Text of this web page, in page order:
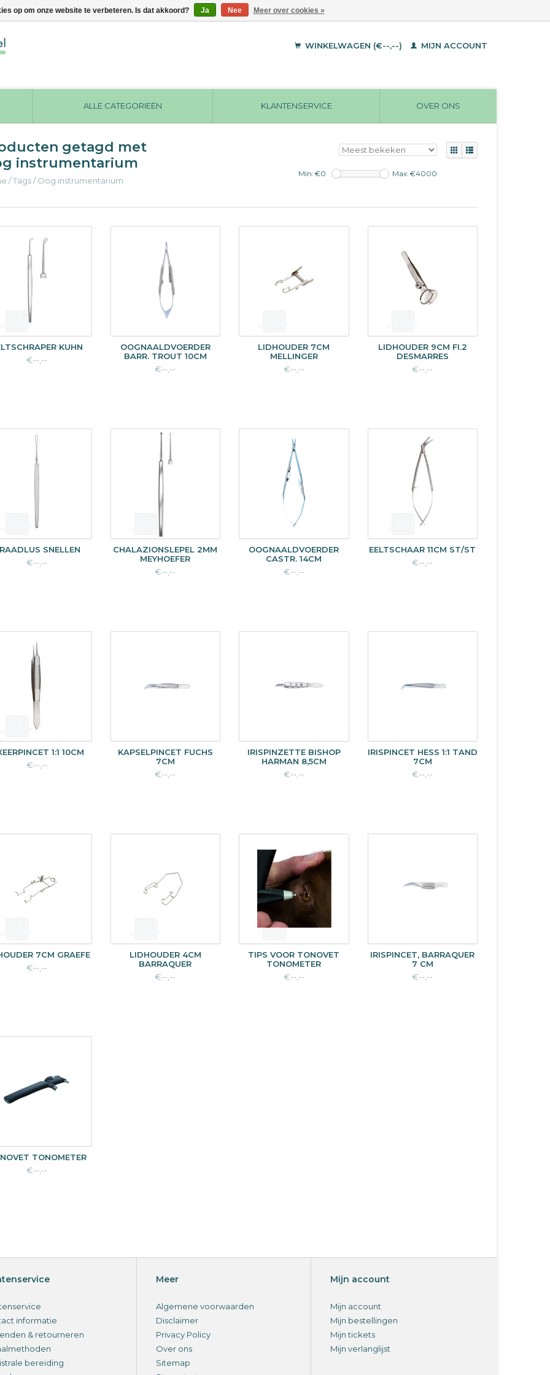
WINKELWAGEN (€--,--) MIJN ACCOUNT
ALLE CATEGORIEËN KLANTENSERVICE OVER ONS
getagd met
instrumentarium
/Tags/Oog instrumentarium
Min: €0 Max: €4000
KUHN
€--,--
OOGNAALDVOERDER
BARR. TROUT 10CM
€--,--
LIDHOUDER 7CM
MELLINGER
€--,--
LIDHOUDER 9CM FI.2
DESMARRES
€--,--
SNELLEN
€--,--
CHALAZIONSLEPEL 2MM
MEYHOEFER
€--,--
OOGNAALDVOERDER
CASTR. 14CM
€--,--
EELTSCHAAR 11CM ST/ST
€--,--
1:1 10CM
€--,--
KAPSELPINCET FUCHS
7CM
€--,--
IRISPINZETTE BISHOP
HARMAN 8,5CM
€--,--
IRISPINCET HESS 1:1 TAND
7CM
€--,--
7CM GRAEFE
€--,--
LIDHOUDER 4CM
BARRAQUER
€--,--
TIPS VOOR TONOVET
TONOMETER
€--,--
IRISPINCET, BARRAQUER
7 CM
€--,--
TONOMETER
€--,--
informatie
& retourneren
bereiding
Meer
Algemene voorwaarden
Disclaimer
Privacy Policy
Over ons
Sitemap
Mijn account
Mijn account
Mijn bestellingen
Mijn tickets
Mijn verlanglijst
op om onze website te verbeteren. Is dat akkoord? Ja Nee Meer over cookies »